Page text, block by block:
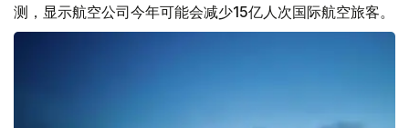
测，显示航空公司今年可能会减少15亿人次国际航空旅客。